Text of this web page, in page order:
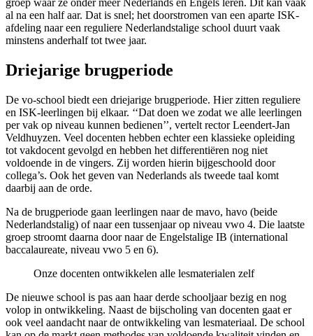
al na een half aar. Dat is snel; het doorstromen van een aparte ISK-
afdeling naar een reguliere Nederlandstalige school duurt vaak
minstens anderhalf tot twee jaar.
Driejarige brugperiode
De vo-school biedt een driejarige brugperiode. Hier zitten reguliere
en ISK-leerlingen bij elkaar. ‘‘Dat doen we zodat we alle leerlingen
per vak op niveau kunnen bedienen’’, vertelt rector Leendert-Jan
Veldhuyzen. Veel docenten hebben echter een klassieke opleiding
tot vakdocent gevolgd en hebben het differentiëren nog niet
voldoende in de vingers. Zij worden hierin bijgeschoold door
collega’s. Ook het geven van Nederlands als tweede taal komt
daarbij aan de orde.
Na de brugperiode gaan leerlingen naar de mavo, havo (beide
Nederlandstalig) of naar een tussenjaar op niveau vwo 4. Die laatste
groep stroomt daarna door naar de Engelstalige IB (international
baccalaureate, niveau vwo 5 en 6).
Onze docenten ontwikkelen alle lesmaterialen zelf
De nieuwe school is pas aan haar derde schooljaar bezig en nog
volop in ontwikkeling. Naast de bijscholing van docenten gaat er
ook veel aandacht naar de ontwikkeling van lesmateriaal. De school